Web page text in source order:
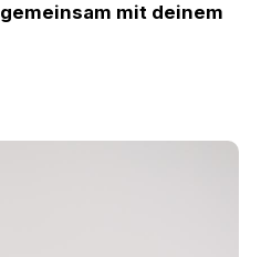
gemeinsam mit deinem